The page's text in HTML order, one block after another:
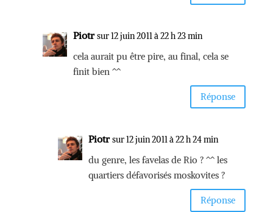
Piotr sur 12 juin 2011 à 22 h 23 min
cela aurait pu être pire, au final, cela se
finit bien ^^
Réponse
Piotr sur 12 juin 2011 à 22 h 24 min
du genre, les favelas de Rio ? ^^ les
quartiers défavorisés moskovites ?
Réponse